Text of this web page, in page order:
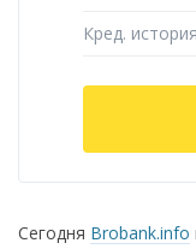
Кред.
Сегодня Brobank.info